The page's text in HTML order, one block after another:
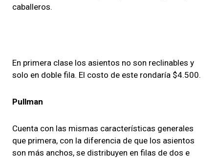
caballeros.
En primera clase los asientos no son reclinables y
solo en doble fila. El costo de este rondaría $4.500.
Pullman
Cuenta con las mismas características generales
que primera, con la diferencia de que los asientos
son más anchos, se distribuyen en filas de dos e